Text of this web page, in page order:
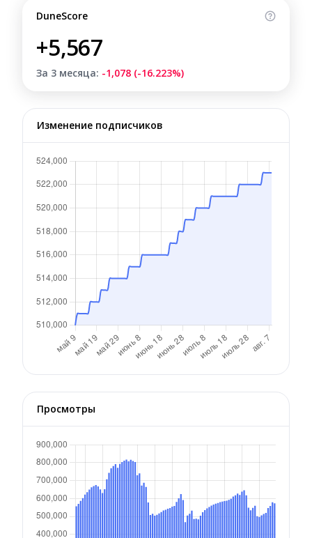
DuneScore
+5,567
За 3 месяца: -1,078 (-16.223%)
Изменение подписчиков
Просмотры